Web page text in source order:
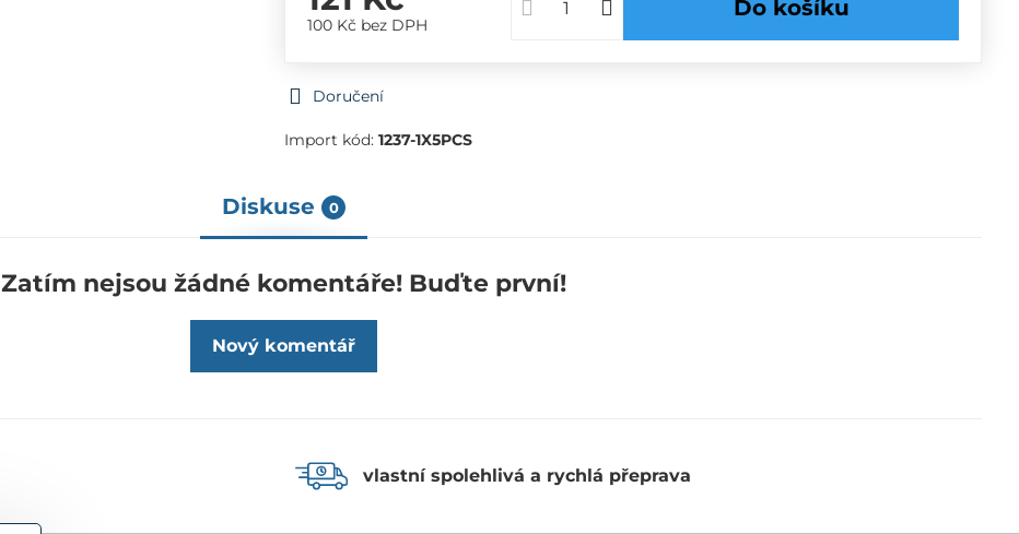
100 Kč bez DPH
Do košíku
Doručení
Import kód: 1237-1X5PCS
Diskuse 0
Zatím nejsou žádné komentáře! Buďte první!
Nový komentář
vlastní spolehlivá a rychlá přeprava